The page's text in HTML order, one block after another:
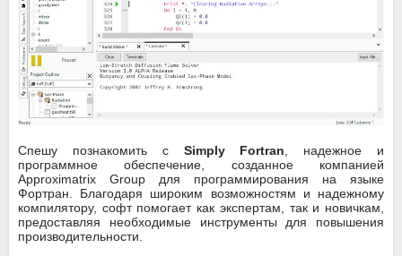
Спешу познакомить с Simply Fortran , надежное и
программное обеспечение, созданное компанией
Approximatrix Group для программирования на языке
Фортран. Благодаря широким возможностям и надежному
компилятору, софт помогает как экспертам, так и новичкам,
предоставляя необходимые инструменты для повышения
производительности.